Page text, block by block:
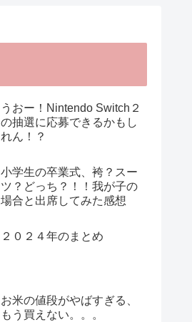
うおー！Nintendo Switch２
の抽選に応募できるかもし
れん！？
小学生の卒業式、袴？スー
ツ？どっち？！！我が子の
場合と出席してみた感想
２０２４年のまとめ
お米の値段がやばすぎる、
もう買えない。。。